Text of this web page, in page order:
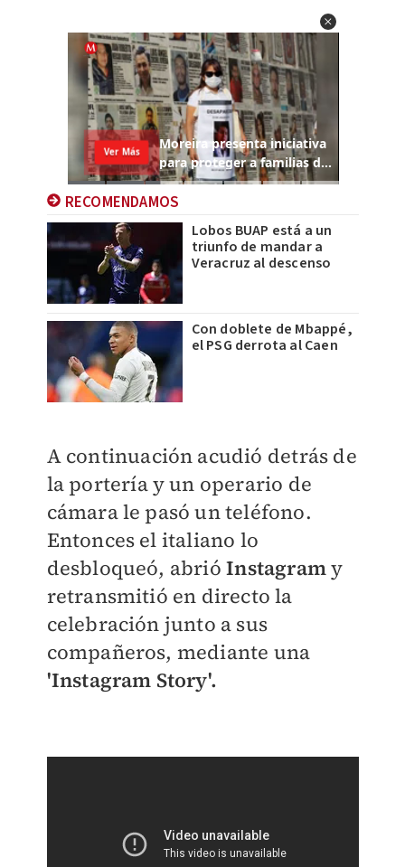
RECOMENDAMOS
Lobos BUAP está a un
triunfo de mandar a
Veracruz al descenso
Con doblete de Mbappé,
el PSG derrota al Caen
A continuación acudió detrás de
la portería y un operario de
cámara le pasó un teléfono.
Entonces el italiano lo
desbloqueó, abrióInstagramy
retransmitió en directo la
celebración junto a sus
compañeros, mediante una
'Instagram Story'.